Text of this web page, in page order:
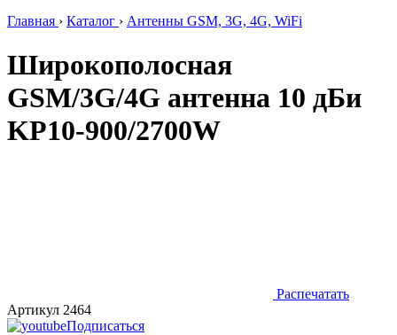
Главная › Каталог › Антенны GSM, 3G, 4G, WiFi
Широкополосная
GSM/3G/4G антенна 10 дБи
KP10-900/2700W
Распечатать
Артикул 2464
Подписаться